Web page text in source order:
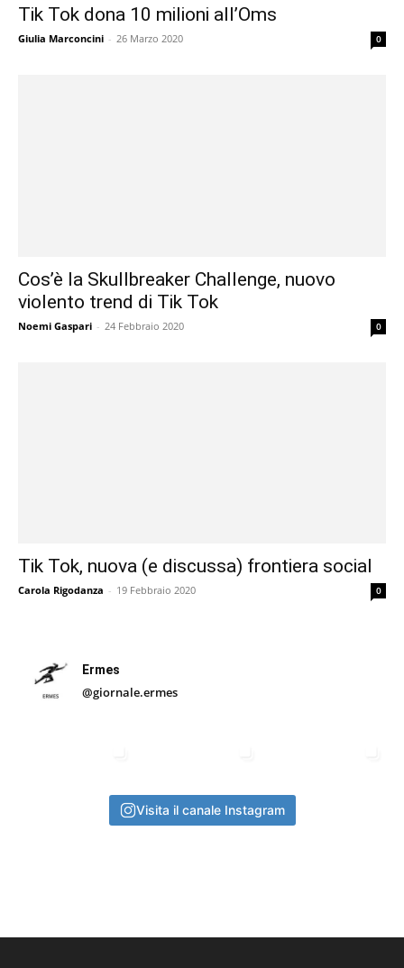
Tik Tok dona 10 milioni all’Oms
Giulia Marconcini - 26 Marzo 2020 0
Cos’è la Skullbreaker Challenge, nuovo
violento trend di Tik Tok
Noemi Gaspari - 24 Febbraio 2020 0
Tik Tok, nuova (e discussa) frontiera social
Carola Rigodanza - 19 Febbraio 2020 0
Ermes
@giornale.ermes
Visita il canale Instagram